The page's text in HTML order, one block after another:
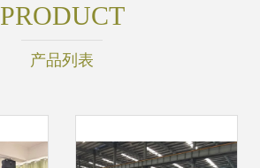
PRODUCT
产品列表